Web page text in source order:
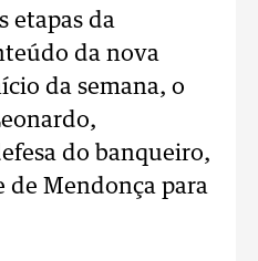
etapas da
da nova
da semana, o
do banqueiro,
de Mendonça para